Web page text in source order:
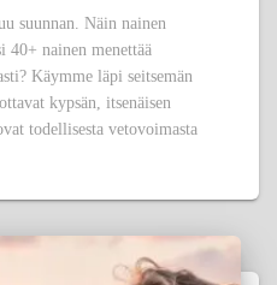
suunnan. Näin nainen
40+ nainen menettää
Käymme läpi seitsemän
kypsän, itsenäisen
todellisesta vetovoimasta